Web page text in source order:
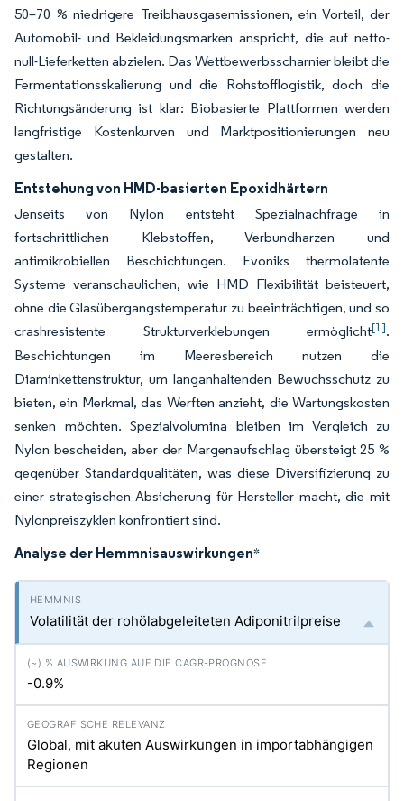
50–70 % niedrigere Treibhausgasemissionen, ein Vorteil, der
Automobil- und Bekleidungsmarken anspricht, die auf netto-
null-Lieferketten abzielen. Das Wettbewerbsscharnier bleibt die
Fermentationsskalierung und die Rohstofflogistik, doch die
Richtungsänderung ist klar: Biobasierte Plattformen werden
langfristige Kostenkurven und Marktpositionierungen neu
gestalten.
Entstehung von HMD-basierten Epoxidhärtern
Jenseits von Nylon entsteht Spezialnachfrage in
fortschrittlichen Klebstoffen, Verbundharzen und
antimikrobiellen Beschichtungen. Evoniks thermolatente
Systeme veranschaulichen, wie HMD Flexibilität beisteuert,
ohne die Glasübergangstemperatur zu beeinträchtigen, und so
crashresistente Strukturverklebungen ermöglicht[1].
Beschichtungen im Meeresbereich nutzen die
Diaminkettenstruktur, um langanhaltenden Bewuchsschutz zu
bieten, ein Merkmal, das Werften anzieht, die Wartungskosten
senken möchten. Spezialvolumina bleiben im Vergleich zu
Nylon bescheiden, aber der Margenaufschlag übersteigt 25 %
gegenüber Standardqualitäten, was diese Diversifizierung zu
einer strategischen Absicherung für Hersteller macht, die mit
Nylonpreiszyklen konfrontiert sind.
Analyse der Hemmnisauswirkungen*
Volatilität der rohölabgeleiteten Adiponitrilpreise
-0.9%
Global, mit akuten Auswirkungen in importabhängigen
Regionen